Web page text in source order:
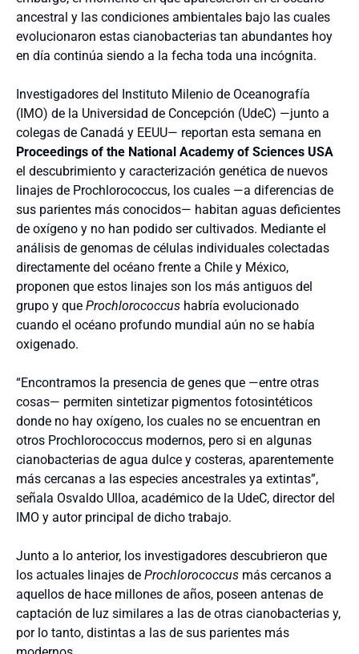
ancestral y las condiciones ambientales bajo las cuales
evolucionaron estas cianobacterias tan abundantes hoy
en día continúa siendo a la fecha toda una incógnita.
Investigadores del Instituto Milenio de Oceanografía
(IMO) de la Universidad de Concepción (UdeC) —junto a
colegas de Canadá y EEUU— reportan esta semana en
Proceedings of the National Academy of Sciences USA
el descubrimiento y caracterización genética de nuevos
linajes de Prochlorococcus, los cuales —a diferencias de
sus parientes más conocidos— habitan aguas deficientes
de oxígeno y no han podido ser cultivados. Mediante el
análisis de genomas de células individuales colectadas
directamente del océano frente a Chile y México,
proponen que estos linajes son los más antiguos del
grupo y que Prochlorococcus habría evolucionado
cuando el océano profundo mundial aún no se había
oxigenado.
“Encontramos la presencia de genes que —entre otras
cosas— permiten sintetizar pigmentos fotosintéticos
donde no hay oxígeno, los cuales no se encuentran en
otros Prochlorococcus modernos, pero si en algunas
cianobacterias de agua dulce y costeras, aparentemente
más cercanas a las especies ancestrales ya extintas”,
señala Osvaldo Ulloa, académico de la UdeC, director del
IMO y autor principal de dicho trabajo.
Junto a lo anterior, los investigadores descubrieron que
los actuales linajes de Prochlorococcus más cercanos a
aquellos de hace millones de años, poseen antenas de
captación de luz similares a las de otras cianobacterias y,
por lo tanto, distintas a las de sus parientes más